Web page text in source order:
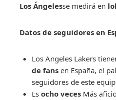
Los Ángelesse medirá en
Datos de seguidores en
Los Angeles Lakers
de fans en España, el
seguidores de este
Es ocho veces Más